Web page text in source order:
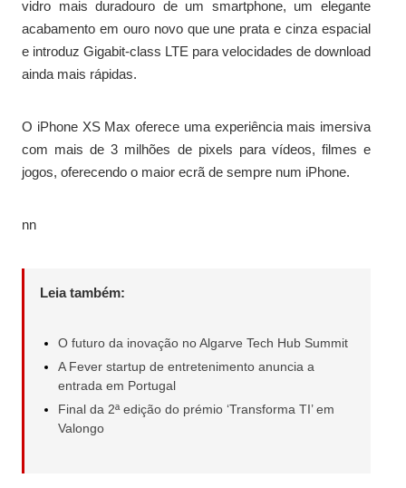
vidro mais duradouro de um smartphone, um elegante
acabamento em ouro novo que une prata e cinza espacial
e introduz Gigabit-class LTE para velocidades de download
ainda mais rápidas.
O iPhone XS Max oferece uma experiência mais imersiva
com mais de 3 milhões de pixels para vídeos, filmes e
jogos, oferecendo o maior ecrã de sempre num iPhone.
nn
Leia também:
O futuro da inovação no Algarve Tech Hub Summit
A Fever startup de entretenimento anuncia a
entrada em Portugal
Final da 2ª edição do prémio ‘Transforma TI’ em
Valongo